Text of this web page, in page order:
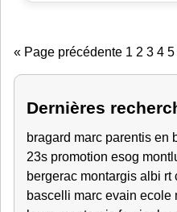
« Page précédente 1 2 3 4 5
Dernières
bragard marc parentis en
23s promotion esog
bergerac montargis albi rt
bascelli marc evain ecole